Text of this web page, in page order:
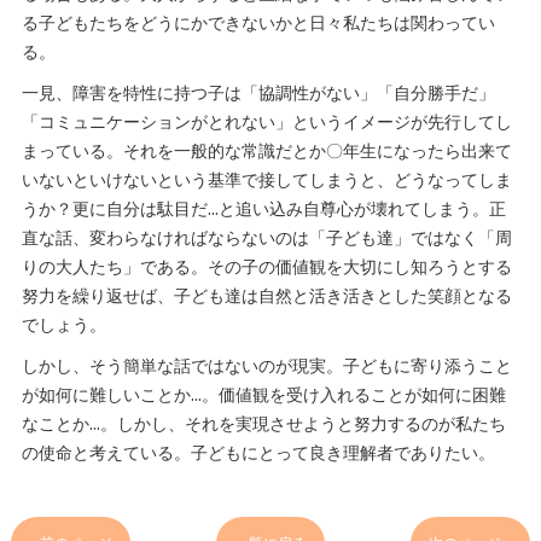
る子どもたちをどうにかできないかと日々私たちは関わってい
る。
一見、障害を特性に持つ子は「協調性がない」「自分勝手だ」
「コミュニケーションがとれない」というイメージが先行してし
まっている。それを一般的な常識だとか〇年生になったら出来て
いないといけないという基準で接してしまうと、どうなってしま
うか？更に自分は駄目だ…と追い込み自尊心が壊れてしまう。正
直な話、変わらなければならないのは「子ども達」ではなく「周
りの大人たち」である。その子の価値観を大切にし知ろうとする
努力を繰り返せば、子ども達は自然と活き活きとした笑顔となる
でしょう。
しかし、そう簡単な話ではないのが現実。子どもに寄り添うこと
が如何に難しいことか…。価値観を受け入れることが如何に困難
なことか…。しかし、それを実現させようと努力するのが私たち
の使命と考えている。子どもにとって良き理解者でありたい。